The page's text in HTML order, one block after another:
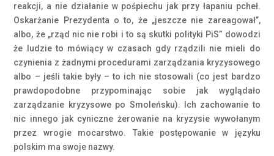
reakcji, a nie działanie w pośpiechu jak przy łapaniu pcheł.
Oskarżanie Prezydenta o to, że „jeszcze nie zareagował”,
albo, że „rząd nic nie robi i to są skutki polityki PiS” dowodzi
że ludzie to mówiący w czasach gdy rządzili nie mieli do
czynienia z żadnymi procedurami zarządzania kryzysowego
albo – jeśli takie były – to ich nie stosowali (co jest bardzo
prawdopodobne przypominając sobie jak wyglądało
zarządzanie kryzysowe po Smoleńsku). Ich zachowanie to
nic innego jak cyniczne żerowanie na kryzysie wywołanym
przez wrogie mocarstwo. Takie postępowanie w języku
polskim ma swoje nazwy.